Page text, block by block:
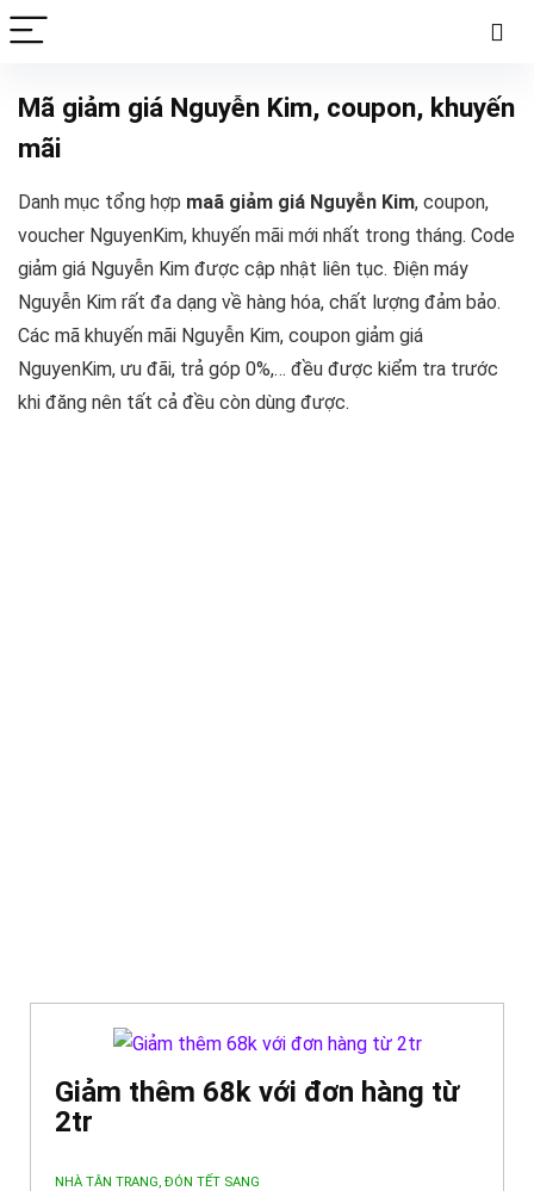
Mã giảm giá Nguyễn Kim, coupon, khuyến
mãi
Danh mục tổng hợp maã giảm giá Nguyễn Kim, coupon,
voucher NguyenKim, khuyến mãi mới nhất trong tháng. Code
giảm giá Nguyễn Kim được cập nhật liên tục. Điện máy
Nguyễn Kim rất đa dạng về hàng hóa, chất lượng đảm bảo.
Các mã khuyến mãi Nguyễn Kim, coupon giảm giá
NguyenKim, ưu đãi, trả góp 0%,… đều được kiểm tra trước
khi đăng nên tất cả đều còn dùng được.
Giảm thêm 68k với đơn hàng từ
2tr
NHÀ TÂN TRANG, ĐÓN TẾT SANG